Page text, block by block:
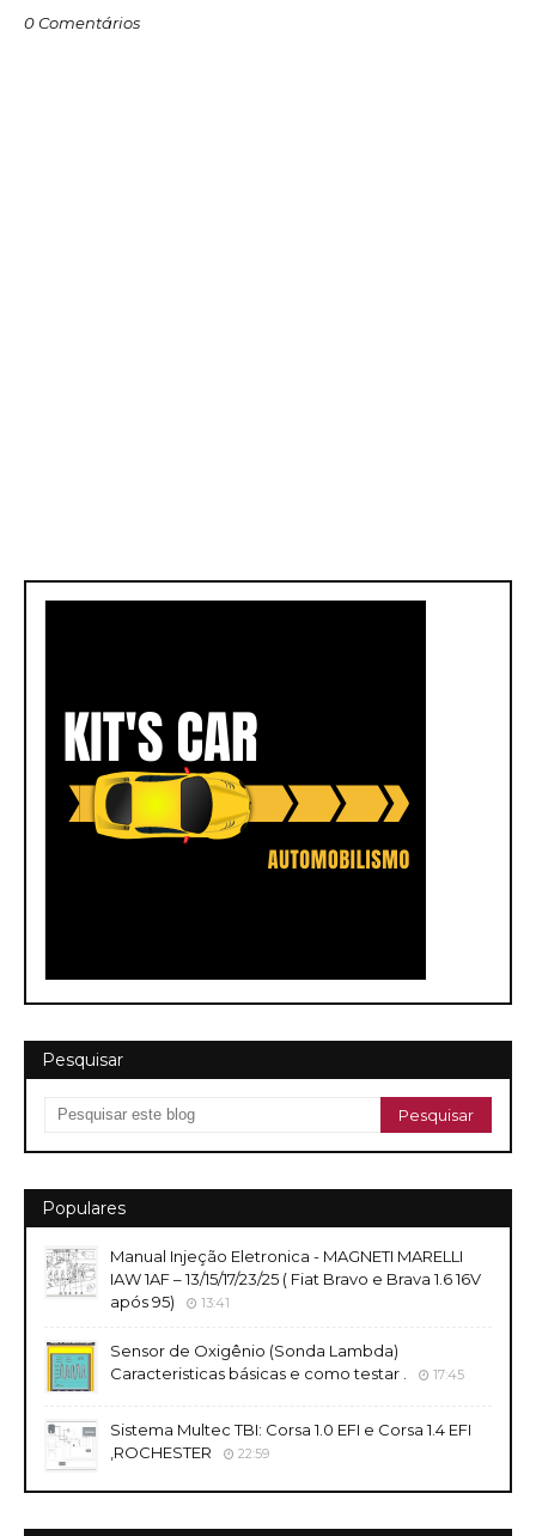
0 Comentários
Pesquisar
Populares
Manual Injeção Eletronica - MAGNETI MARELLI
IAW 1AF – 13/15/17/23/25 ( Fiat Bravo e Brava 1.6 16V
após 95)
13:41
Sensor de Oxigênio (Sonda Lambda)
Caracteristicas básicas e como testar .
17:45
Sistema Multec TBI: Corsa 1.0 EFI e Corsa 1.4 EFI
,ROCHESTER
22:59